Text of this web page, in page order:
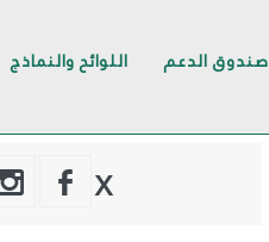
صندوق الدعم اللوائح والنماذج
X